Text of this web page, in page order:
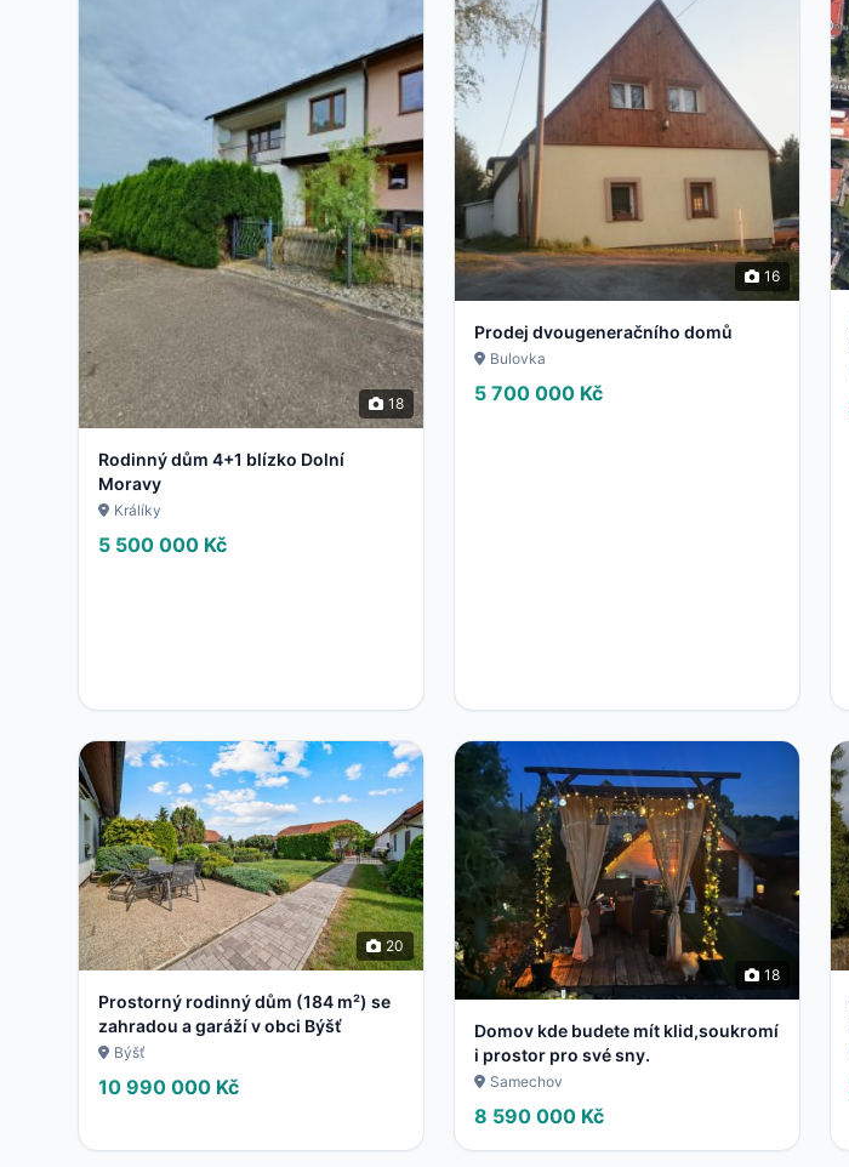
18
Rodinný dům 4+1 blízko Dolní
Moravy
Králíky
5 500 000 Kč
16
Prodej dvougeneračního domů
Bulovka
5 700 000 Kč
20
Prostorný rodinný dům (184 m²) se
zahradou a garáží v obci Býšť
Býšť
10 990 000 Kč
18
Domov kde budete mít klid,soukromí
i prostor pro své sny.
Samechov
8 590 000 Kč